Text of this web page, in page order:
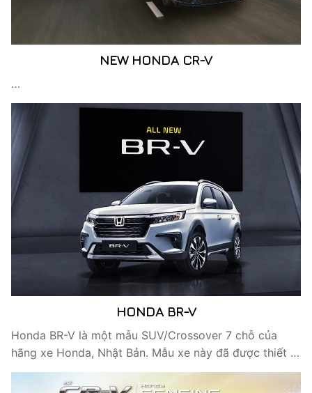
NEW HONDA CR-V
…
HONDA BR-V
Honda BR-V là một mẫu SUV/Crossover 7 chỗ của
hãng xe Honda, Nhật Bản. Mẫu xe này đã được thiết …